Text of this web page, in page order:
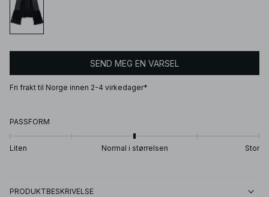
SEND MEG EN VARSEL
Fri frakt til Norge innen 2-4 virkedager*
PASSFORM
Liten Normal i størrelsen Stor
PRODUKTBESKRIVELSE